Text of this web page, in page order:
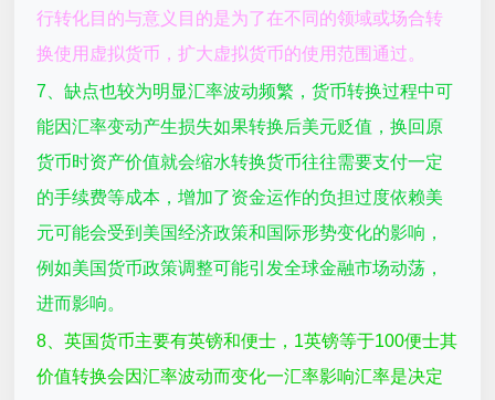
行转化目的与意义目的是为了在不同的领域或场合转
换使用虚拟货币，扩大虚拟货币的使用范围通过。
7、缺点也较为明显汇率波动频繁，货币转换过程中可
能因汇率变动产生损失如果转换后美元贬值，换回原
货币时资产价值就会缩水转换货币往往需要支付一定
的手续费等成本，增加了资金运作的负担过度依赖美
元可能会受到美国经济政策和国际形势变化的影响，
例如美国货币政策调整可能引发全球金融市场动荡，
进而影响。
8、英国货币主要有英镑和便士，1英镑等于100便士其
价值转换会因汇率波动而变化一汇率影响汇率是决定